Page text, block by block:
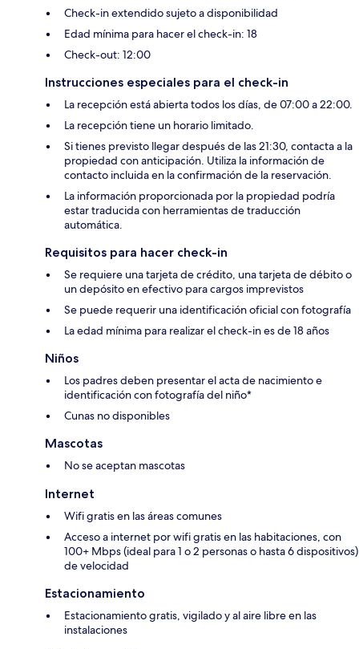
Check-in extendido sujeto a disponibilidad
Edad mínima para hacer el check-in: 18
Check-out: 12:00
Instrucciones especiales para el check-in
La recepción está abierta todos los días, de 07:00 a 22:00.
La recepción tiene un horario limitado.
Si tienes previsto llegar después de las 21:30, contacta a la
propiedad con anticipación. Utiliza la información de
contacto incluida en la confirmación de la reservación.
La información proporcionada por la propiedad podría
estar traducida con herramientas de traducción
automática.
Requisitos para hacer check-in
Se requiere una tarjeta de crédito, una tarjeta de débito o
un depósito en efectivo para cargos imprevistos
Se puede requerir una identificación oficial con fotografía
La edad mínima para realizar el check-in es de 18 años
Niños
Los padres deben presentar el acta de nacimiento e
identificación con fotografía del niño*
Cunas no disponibles
Mascotas
No se aceptan mascotas
Internet
Wifi gratis en las áreas comunes
Acceso a internet por wifi gratis en las habitaciones, con
100+ Mbps (ideal para 1 o 2 personas o hasta 6 dispositivos)
de velocidad
Estacionamiento
Estacionamiento gratis, vigilado y al aire libre en las
instalaciones